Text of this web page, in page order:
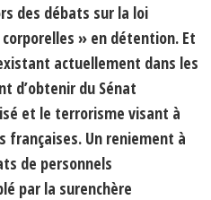
des débats sur la loi
» en détention. Et
actuellement dans les
d’obtenir du Sénat
et le terrorisme visant à
françaises. Un reniement à
de personnels
par la surenchère